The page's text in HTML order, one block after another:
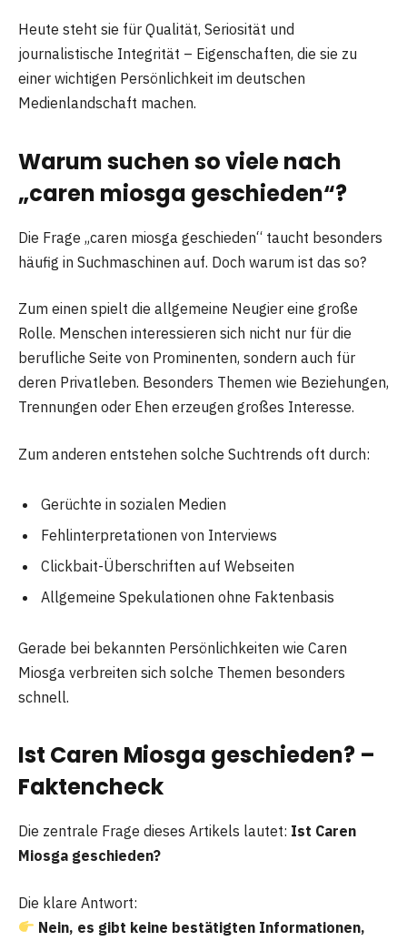
Heute steht sie für Qualität, Seriosität und
journalistische Integrität – Eigenschaften, die sie zu
einer wichtigen Persönlichkeit im deutschen
Medienlandschaft machen.
Warum suchen so viele nach
„caren miosga geschieden“?
Die Frage „caren miosga geschieden“ taucht besonders
häufig in Suchmaschinen auf. Doch warum ist das so?
Zum einen spielt die allgemeine Neugier eine große
Rolle. Menschen interessieren sich nicht nur für die
berufliche Seite von Prominenten, sondern auch für
deren Privatleben. Besonders Themen wie Beziehungen,
Trennungen oder Ehen erzeugen großes Interesse.
Zum anderen entstehen solche Suchtrends oft durch:
Gerüchte in sozialen Medien
Fehlinterpretationen von Interviews
Clickbait-Überschriften auf Webseiten
Allgemeine Spekulationen ohne Faktenbasis
Gerade bei bekannten Persönlichkeiten wie Caren
Miosga verbreiten sich solche Themen besonders
schnell.
Ist Caren Miosga geschieden? –
Faktencheck
Die zentrale Frage dieses Artikels lautet: Ist Caren
Miosga geschieden?
Die klare Antwort:
Nein, es gibt keine bestätigten Informationen,